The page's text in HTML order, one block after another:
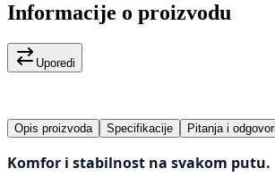
Informacije o proizvodu
Uporedi
Opis proizvoda Specifikacije Pitanja i odgovori
Komfor i stabilnost na svakom putu.